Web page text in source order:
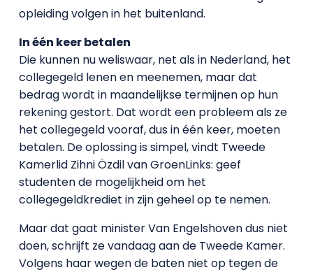
opleiding volgen in het buitenland.
In één keer betalen
Die kunnen nu weliswaar, net als in Nederland, het
collegegeld lenen en meenemen, maar dat
bedrag wordt in maandelijkse termijnen op hun
rekening gestort. Dat wordt een probleem als ze
het collegegeld vooraf, dus in één keer, moeten
betalen. De oplossing is simpel, vindt Tweede
Kamerlid Zihni Özdil van GroenLinks: geef
studenten de mogelijkheid om het
collegegeldkrediet in zijn geheel op te nemen.
Maar dat gaat minister Van Engelshoven dus niet
doen, schrijft ze vandaag aan de Tweede Kamer.
Volgens haar wegen de baten niet op tegen de